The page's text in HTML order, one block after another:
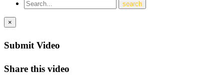
×
Submit Video
Share this video